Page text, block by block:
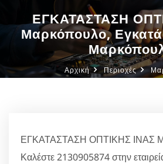
ΕΓΚΑΤΑΣΤΑΣΗ
Μαρκόπουλο,
Αρχική Περιοχές
ΕΓΚΑΤΑΣΤΑΣΗ ΟΠΤΙΚΗΣ ΙΝΑΣ
Καλέστε 2130905874 στην